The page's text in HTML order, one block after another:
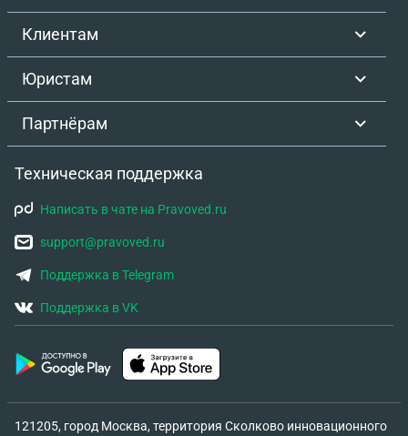
Клиентам
Юристам
Партнёрам
Техническая поддержка
Написать в чате на Pravoved.ru
support@pravoved.ru
Поддержка в Telegram
Поддержка в VK
121205, город Москва, территория Сколково инновационного